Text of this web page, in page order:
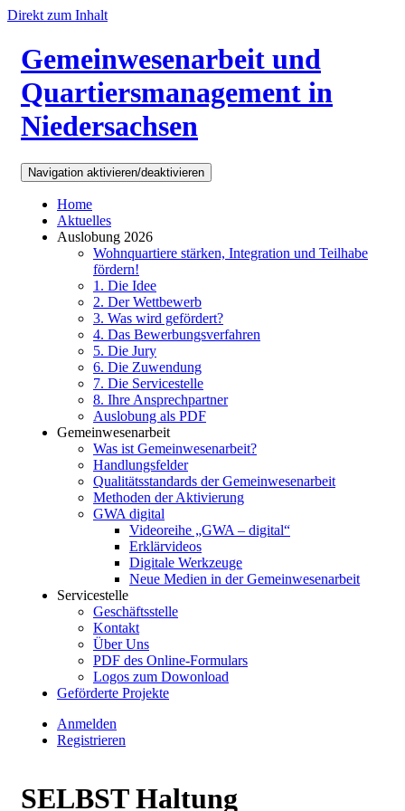
Direkt zum Inhalt
Gemeinwesenarbeit und
Quartiersmanagement in
Niedersachsen
Navigation aktivieren/deaktivieren
Home
Aktuelles
Auslobung 2026
Wohnquartiere stärken, Integration und Teilhabe
fördern!
1. Die Idee
2. Der Wettbewerb
3. Was wird gefördert?
4. Das Bewerbungsverfahren
5. Die Jury
6. Die Zuwendung
7. Die Servicestelle
8. Ihre Ansprechpartner
Auslobung als PDF
Gemeinwesenarbeit
Was ist Gemeinwesenarbeit?
Handlungsfelder
Qualitätsstandards der Gemeinwesenarbeit
Methoden der Aktivierung
GWA digital
Videoreihe „GWA – digital“
Erklärvideos
Digitale Werkzeuge
Neue Medien in der Gemeinwesenarbeit
Servicestelle
Geschäftsstelle
Kontakt
Über Uns
PDF des Online-Formulars
Logos zum Dowonload
Geförderte Projekte
Anmelden
Registrieren
SELBST Haltung